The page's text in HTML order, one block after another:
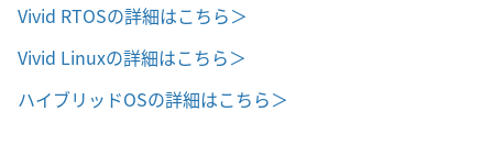
Vivid RTOSの詳細はこちら＞
Vivid Linuxの詳細はこちら＞
ハイブリッドOSの詳細はこちら＞